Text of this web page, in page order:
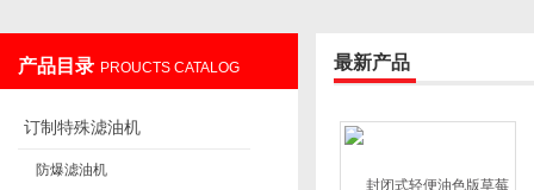
重庆草莓视频入口在线过滤设备制造有限公司
产品目录 PROUCTS CATALOG
订制特殊滤油机
防爆滤油机
最新产品